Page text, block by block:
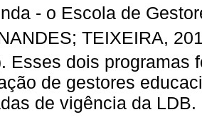
- o Escola de
TEIXEIRA,
Esses dois programas
de gestores
de vigência da LDB.